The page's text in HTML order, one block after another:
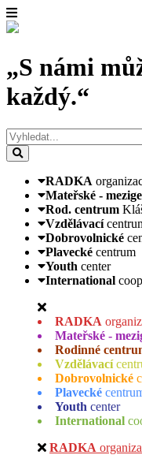
„S námi
každý.“
RADKA
Mateřské -
Rod. centrum
Vzdělávací
Dobrovolnické
Plavecké centrum
Youth center
International
RADKA
Mateřské -
Rodinné
Vzdělávací
Dobrovolnické
Plavecké
Youth center
International
RADKA